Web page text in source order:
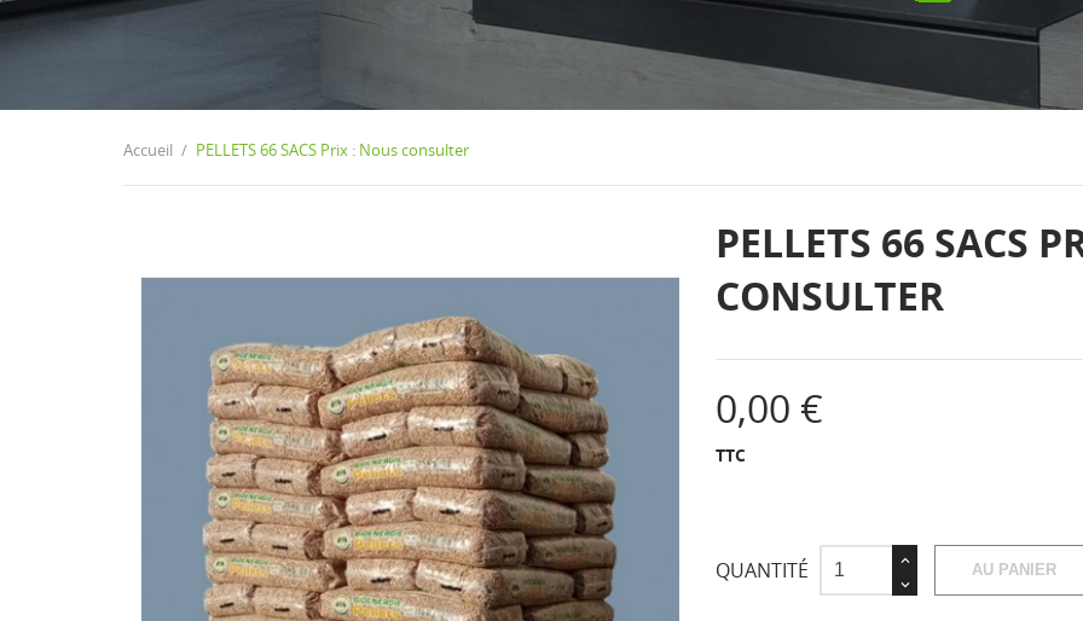
Accueil PELLETS 66 SACS Prix : Nous consulter
PELLETS 66 SACS
CONSULTER
0,00 €
TTC
QUANTITÉ AU PANIER